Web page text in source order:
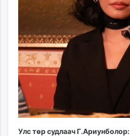
Улс төр судлаач Г.Ариунболор: